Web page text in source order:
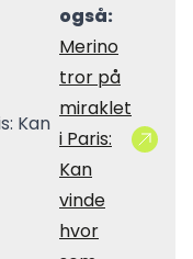
også:
Merino
tror på
miraklet
i Paris:
Kan
vinde
hvor